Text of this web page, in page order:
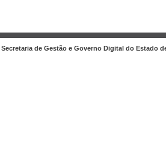
Secretaria de Gestão e Governo Digital do Estado